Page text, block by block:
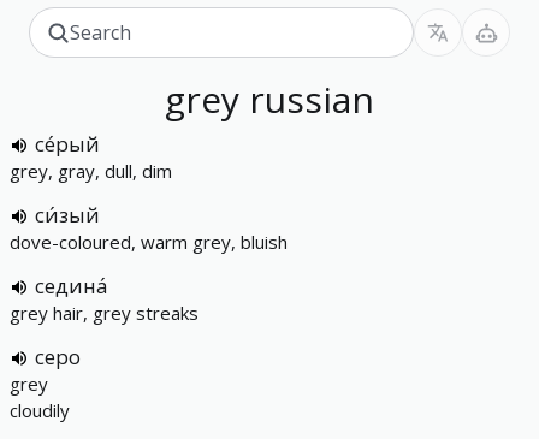
grey russian
се́рый
grey, gray, dull, dim
си́зый
dove-coloured, warm grey, bluish
седина́
grey hair, grey streaks
серо
grey
cloudily